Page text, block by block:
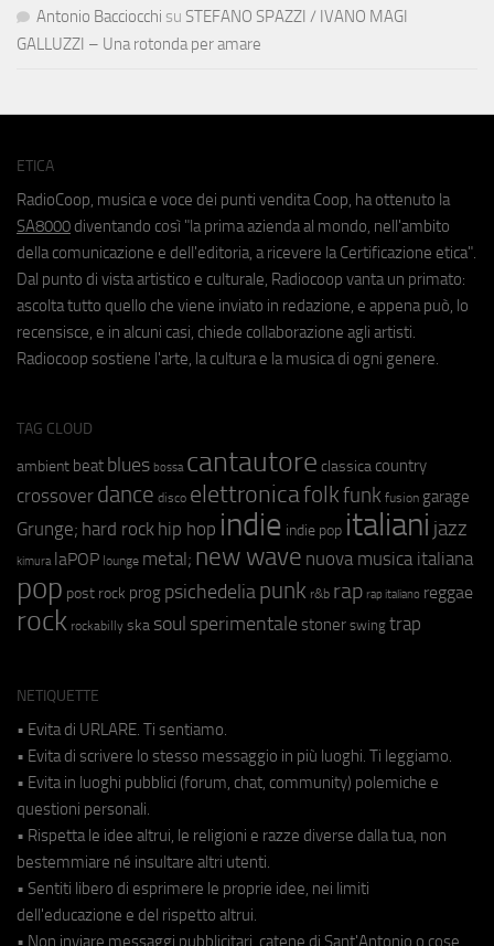
Antonio Bacciocchi su STEFANO SPAZZI / IVANO MAGI
GALLUZZI – Una rotonda per amare
ETICA
RadioCoop, musica e voce dei punti vendita Coop, ha ottenuto la
SA8000 diventando così "la prima azienda al mondo, nell'ambito
della comunicazione e dell'editoria, a ricevere la Certificazione etica".
Dal punto di vista artistico e culturale, Radiocoop vanta un primato:
ascolta tutto quello che viene inviato in redazione, e appena può, lo
recensisce, e in alcuni casi, chiede collaborazione agli artisti.
Radiocoop sostiene l'arte, la cultura e la musica di ogni genere.
TAG CLOUD
ambient beat blues bossa cantautore classica country
crossover dance disco elettronicafolkfunk fusion garage
Grunge; hard rock hip hop indie indie pop italiani jazz
kimura laPOP lounge metal; new wave nuova musica italiana
pop post rock prog psichedeliapunk r&b rap rap italiano reggae
rock rockabilly ska soul sperimentale stoner swing trap
NETIQUETTE
• Evita di URLARE. Ti sentiamo.
• Evita di scrivere lo stesso messaggio in più luoghi. Ti leggiamo.
• Evita in luoghi pubblici (forum, chat, community) polemiche e
questioni personali.
• Rispetta le idee altrui, le religioni e razze diverse dalla tua, non
bestemmiare né insultare altri utenti.
• Sentiti libero di esprimere le proprie idee, nei limiti
dell'educazione e del rispetto altrui.
• Non inviare messaggi pubblicitari, catene di Sant'Antonio o cose